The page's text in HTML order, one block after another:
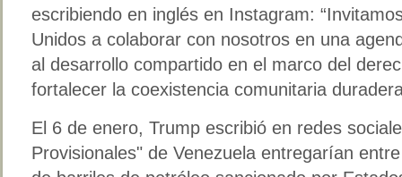
escribiendo en inglés en Instagram:
Unidos a colaborar con nosotros en una
al desarrollo compartido en el marco del
fortalecer la coexistencia comunitaria
El 6 de enero, Trump escribió en redes
Provisionales" de Venezuela entregarían